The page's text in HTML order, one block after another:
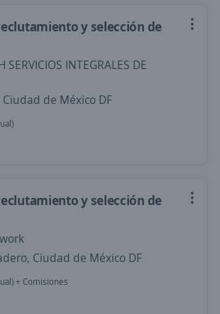
y selección de
SERVICIOS INTEGRALES DE
de México DF
y selección de
Ciudad de México DF
+ Comisiones